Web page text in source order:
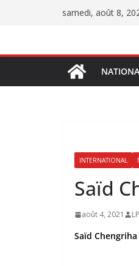
samedi, août 8,
INTERNATIONAL
Saïd
août 4, 2021
Saïd